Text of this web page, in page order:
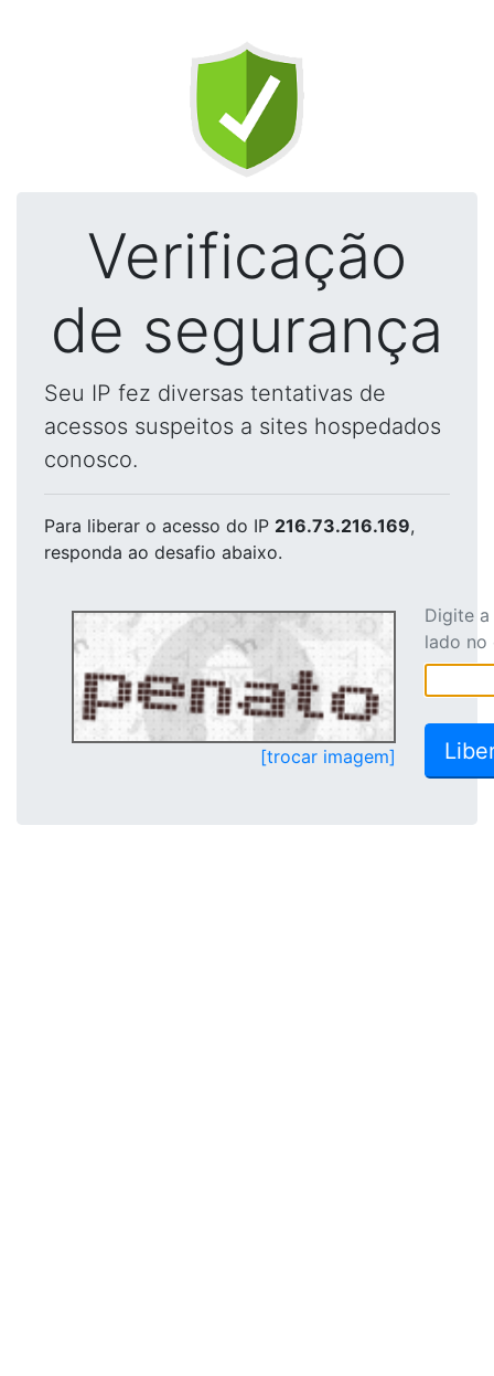
Verificação
de segurança
Seu IP fez diversas tentativas de
acessos suspeitos a sites hospedados
conosco.
Para liberar o acesso do IP 216.73.216.169,
responda ao desafio abaixo.
[trocar imagem]
Digite
lado no